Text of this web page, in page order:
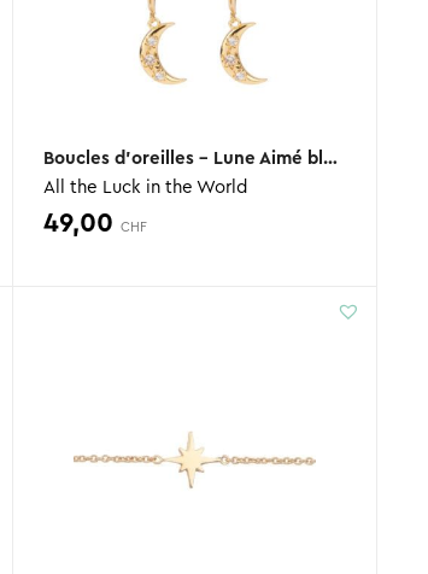
Boucles d’oreilles – Lune Aimé blanc
All the Luck in the World
49,00CHF